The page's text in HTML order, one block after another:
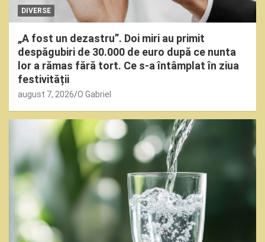
DIVERSE
„A fost un dezastru”. Doi miri au primit
despăgubiri de 30.000 de euro după ce nunta
lor a rămas fără tort. Ce s-a întâmplat în ziua
festivității
august 7, 2026 O Gabriel